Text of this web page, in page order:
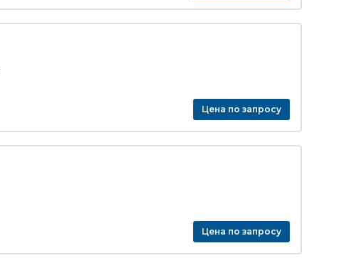
Цена по запросу
Цена по запросу